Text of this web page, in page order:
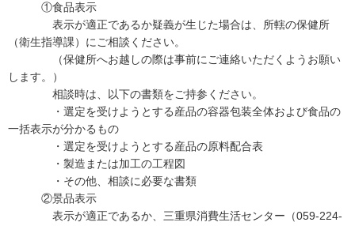
①食品表示
表示が適正であるか疑義が生じた場合は、所轄の保健所
（衛生指導課）にご相談ください。
（保健所へお越しの際は事前にご連絡いただくようお願い
します。）
相談時は、以下の書類をご持参ください。
・選定を受けようとする産品の容器包装全体および食品の
一括表示が分かるもの
・選定を受けようとする産品の原料配合表
・製造または加工の工程図
・その他、相談に必要な書類
②景品表示
表示が適正であるか、三重県消費生活センター（059-224-